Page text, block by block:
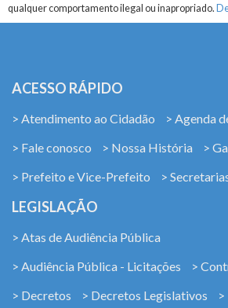
qualquer comportamento ilegal ou inapropriado.
ACESSO RÁPIDO
> Atendimento ao Cidadão
> Agenda
> Fale conosco
> Nossa História
>
> Prefeito e Vice-Prefeito
>
LEGISLAÇÃO
> Atas de Audiência Pública
> Audiência Pública - Licitações
>
> Decretos
> Decretos Legislativos